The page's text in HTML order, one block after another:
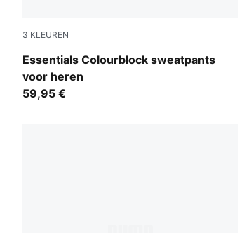
3 KLEUREN
Essentials Colourblock sweatpants
voor heren
Puma Black
59,95 €